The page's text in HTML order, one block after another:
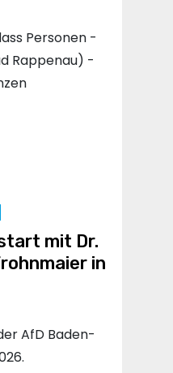
Personen -
Rappenau) -
mit Dr.
in
AfD Baden-